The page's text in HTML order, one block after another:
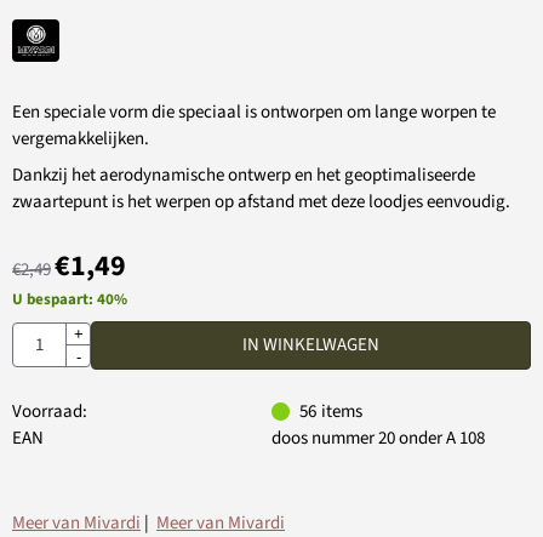
Een speciale vorm die speciaal is ontworpen om lange worpen te
vergemakkelijken.
Dankzij het aerodynamische ontwerp en het geoptimaliseerde
zwaartepunt is het werpen op afstand met deze loodjes eenvoudig.
€2,49€1,49
U bespaart: 40%
Aantal
+
-
IN WINKELWAGEN
Voorraad: 56 items
EAN
doos nummer 20 onder A 108
Meer van Mivardi | Meer van Mivardi